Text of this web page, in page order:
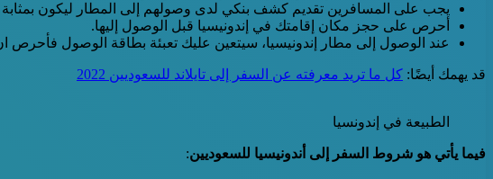
يجب على المسافرين تقديم كشف بنكي لدى وصولهم إلى المطار ليكون بمثابة
أحرص على حجز مكان إقامتك في إندونيسيا قبل الوصول إليها.
عند الوصول إلى مطار إندونيسيا، سيتعين عليك تعبئة بطاقة الوصول فأحرص
قد يهمك أيضًا: كل ما تريد معرفته عن السفر إلى تايلاند للسعوديين 2022
الطبيعة في إندونسيا
فيما يأتي هو شروط السفر إلى أندونيسيا للسعوديين: